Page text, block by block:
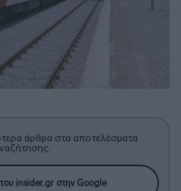
άρθρα στα αποτελέσματα
insider.gr στην Google